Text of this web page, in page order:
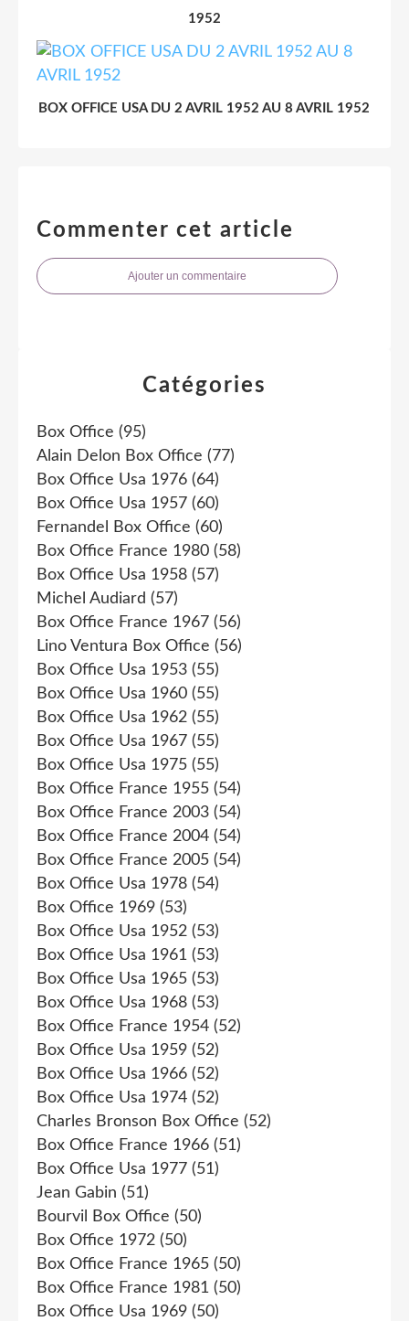
1952
BOX OFFICE USA DU 2 AVRIL 1952 AU 8 AVRIL 1952
Commenter cet article
Ajouter un commentaire
Catégories
Box Office (95)
Alain Delon Box Office (77)
Box Office Usa 1976 (64)
Box Office Usa 1957 (60)
Fernandel Box Office (60)
Box Office France 1980 (58)
Box Office Usa 1958 (57)
Michel Audiard (57)
Box Office France 1967 (56)
Lino Ventura Box Office (56)
Box Office Usa 1953 (55)
Box Office Usa 1960 (55)
Box Office Usa 1962 (55)
Box Office Usa 1967 (55)
Box Office Usa 1975 (55)
Box Office France 1955 (54)
Box Office France 2003 (54)
Box Office France 2004 (54)
Box Office France 2005 (54)
Box Office Usa 1978 (54)
Box Office 1969 (53)
Box Office Usa 1952 (53)
Box Office Usa 1961 (53)
Box Office Usa 1965 (53)
Box Office Usa 1968 (53)
Box Office France 1954 (52)
Box Office Usa 1959 (52)
Box Office Usa 1966 (52)
Box Office Usa 1974 (52)
Charles Bronson Box Office (52)
Box Office France 1966 (51)
Box Office Usa 1977 (51)
Jean Gabin (51)
Bourvil Box Office (50)
Box Office 1972 (50)
Box Office France 1965 (50)
Box Office France 1981 (50)
Box Office Usa 1969 (50)